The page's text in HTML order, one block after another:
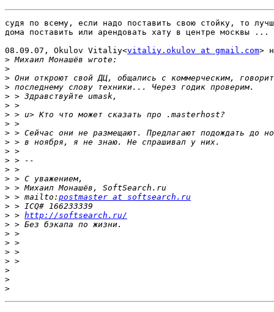
судя по всему, если надо поставить свою стойку, то
дома поставить или арендовать хату в центре москвы ...
08.09.07, Okulov Vitaliy<vitaliy.okulov at gmail.com>
>
>
>
>
>
>
>
>
>
>
>
>
>
>
>
> > mailto: postmaster at softsearch.ru
>
> > http://softsearch.ru/
>
>
>
>
>
>
>
>